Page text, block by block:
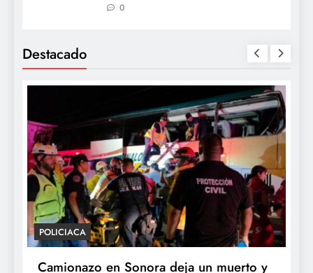
0
Destacado
POLICIACA
Camionazo en Sonora deja un muerto y